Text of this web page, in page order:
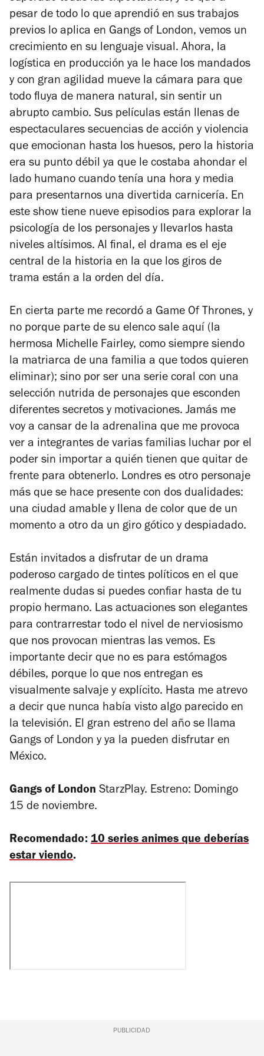
pesar de todo lo que aprendió en sus trabajos
previos lo aplica en Gangs of London, vemos un
crecimiento en su lenguaje visual. Ahora, la
logística en producción ya le hace los mandados
y con gran agilidad mueve la cámara para que
todo fluya de manera natural, sin sentir un
abrupto cambio. Sus películas están llenas de
espectaculares secuencias de acción y violencia
que emocionan hasta los huesos, pero la historia
era su punto débil ya que le costaba ahondar el
lado humano cuando tenía una hora y media
para presentarnos una divertida carnicería. En
este show tiene nueve episodios para explorar la
psicología de los personajes y llevarlos hasta
niveles altísimos. Al final, el drama es el eje
central de la historia en la que los giros de
trama están a la orden del día.
En cierta parte me recordó a Game Of Thrones, y
no porque parte de su elenco sale aquí (la
hermosa Michelle Fairley, como siempre siendo
la matriarca de una familia a que todos quieren
eliminar); sino por ser una serie coral con una
selección nutrida de personajes que esconden
diferentes secretos y motivaciones. Jamás me
voy a cansar de la adrenalina que me provoca
ver a integrantes de varias familias luchar por el
poder sin importar a quién tienen que quitar de
frente para obtenerlo. Londres es otro personaje
más que se hace presente con dos dualidades:
una ciudad amable y llena de color que de un
momento a otro da un giro gótico y despiadado.
Están invitados a disfrutar de un drama
poderoso cargado de tintes políticos en el que
realmente dudas si puedes confiar hasta de tu
propio hermano. Las actuaciones son elegantes
para contrarrestar todo el nivel de nerviosismo
que nos provocan mientras las vemos. Es
importante decir que no es para estómagos
débiles, porque lo que nos entregan es
visualmente salvaje y explícito. Hasta me atrevo
a decir que nunca había visto algo parecido en
la televisión. El gran estreno del año se llama
Gangs of London y ya la pueden disfrutar en
México.
Gangs of London StarzPlay. Estreno: Domingo
15 de noviembre.
Recomendado: 10 series animes que deberías
estar viendo.
PUBLICIDAD